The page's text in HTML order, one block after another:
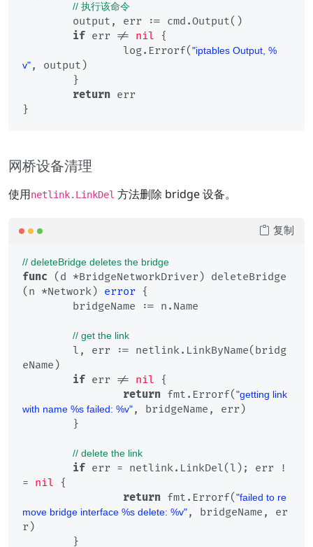
// 执行该命令
if err != nil {
		log.Errorf(
"iptables Output, %
v", output)
return err
网桥设备清理
使用netlink.LinkDel 方法删除 bridge 设备。
// deleteBridge deletes the bridge
func (d *BridgeNetworkDriver) deleteBridge
(n *Network) error {
// get the link
eName)
if err != nil {
return fmt.Errorf("getting link
with name %s failed: %v", bridgeName, err)
// delete the link
if err = netlink.LinkDel(l); err !
= nil {
return fmt.Errorf("failed to re
move bridge interface %s delete: %v", bridgeName, er
r)
复制